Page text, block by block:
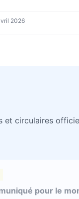
2026
circulaires
pour le